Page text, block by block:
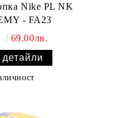
Nike PL NK
- FA23
69.00лв.